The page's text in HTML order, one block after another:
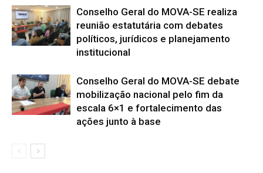
Conselho Geral do MOVA-SE realiza
reunião estatutária com debates
políticos, jurídicos e planejamento
institucional
Conselho Geral do MOVA-SE debate
mobilização nacional pelo fim da
escala 6×1 e fortalecimento das
ações junto à base